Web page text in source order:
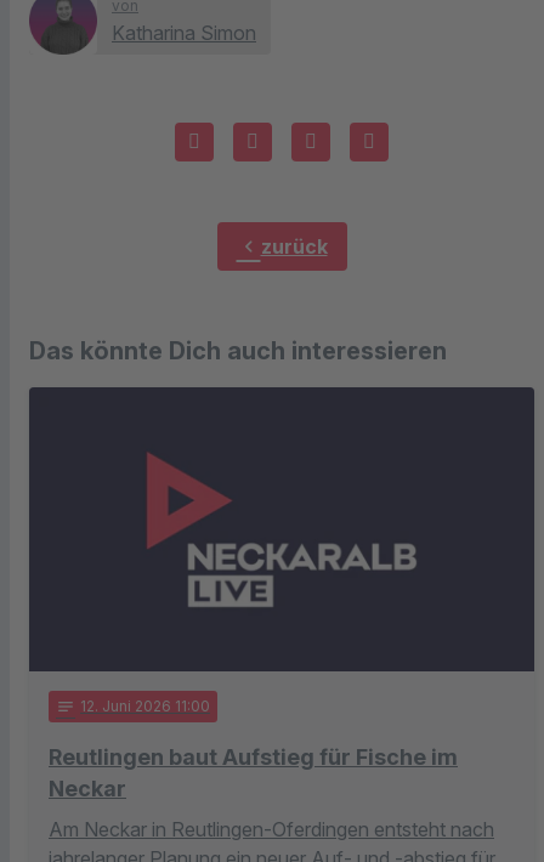
von
Katharina Simon
chevron_left zurück
Das könnte Dich auch interessieren
notes 12. Juni 2026 11:00
Reutlingen baut Aufstieg für Fische im
Neckar
Am Neckar in Reutlingen-Oferdingen entsteht nach